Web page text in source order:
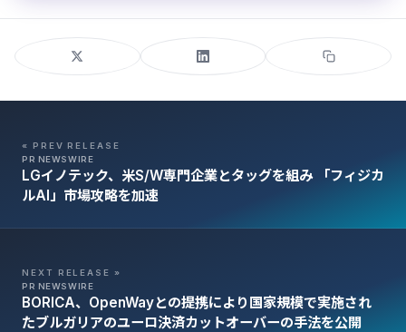
« PREV RELEASE
PR NEWSWIRE
LGイノテック、米S/W専門企業とタッグを組み 「フィジカ
ルAI」市場攻略を加速
NEXT RELEASE »
PR NEWSWIRE
BORICA、OpenWayとの提携により国家規模で実施され
たブルガリアのユーロ決済カットオーバーの手法を公開